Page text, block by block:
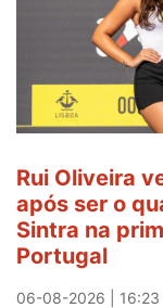
Camisola
Amarela
ao
da
etapa
da
Volta
a
Portugal
Rui Oliveira
após ser o
Sintra na
Portugal
06-08-2026 | 16:23